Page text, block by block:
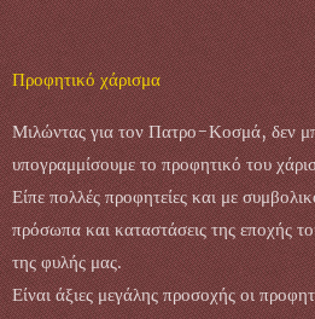
Προφητικό χάρισμα
Μιλώντας για τον Πατρο-Κοσμά, δεν
υπογραμμίσουμε το προφητικό του
Είπε πολλές προφητείες και με
πρόσωπα και καταστάσεις της εποχής
της φυλής μας.
Είναι άξιες μεγάλης προσοχής οι